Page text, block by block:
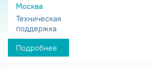
Москва
Техническая
поддержка
Подробнее